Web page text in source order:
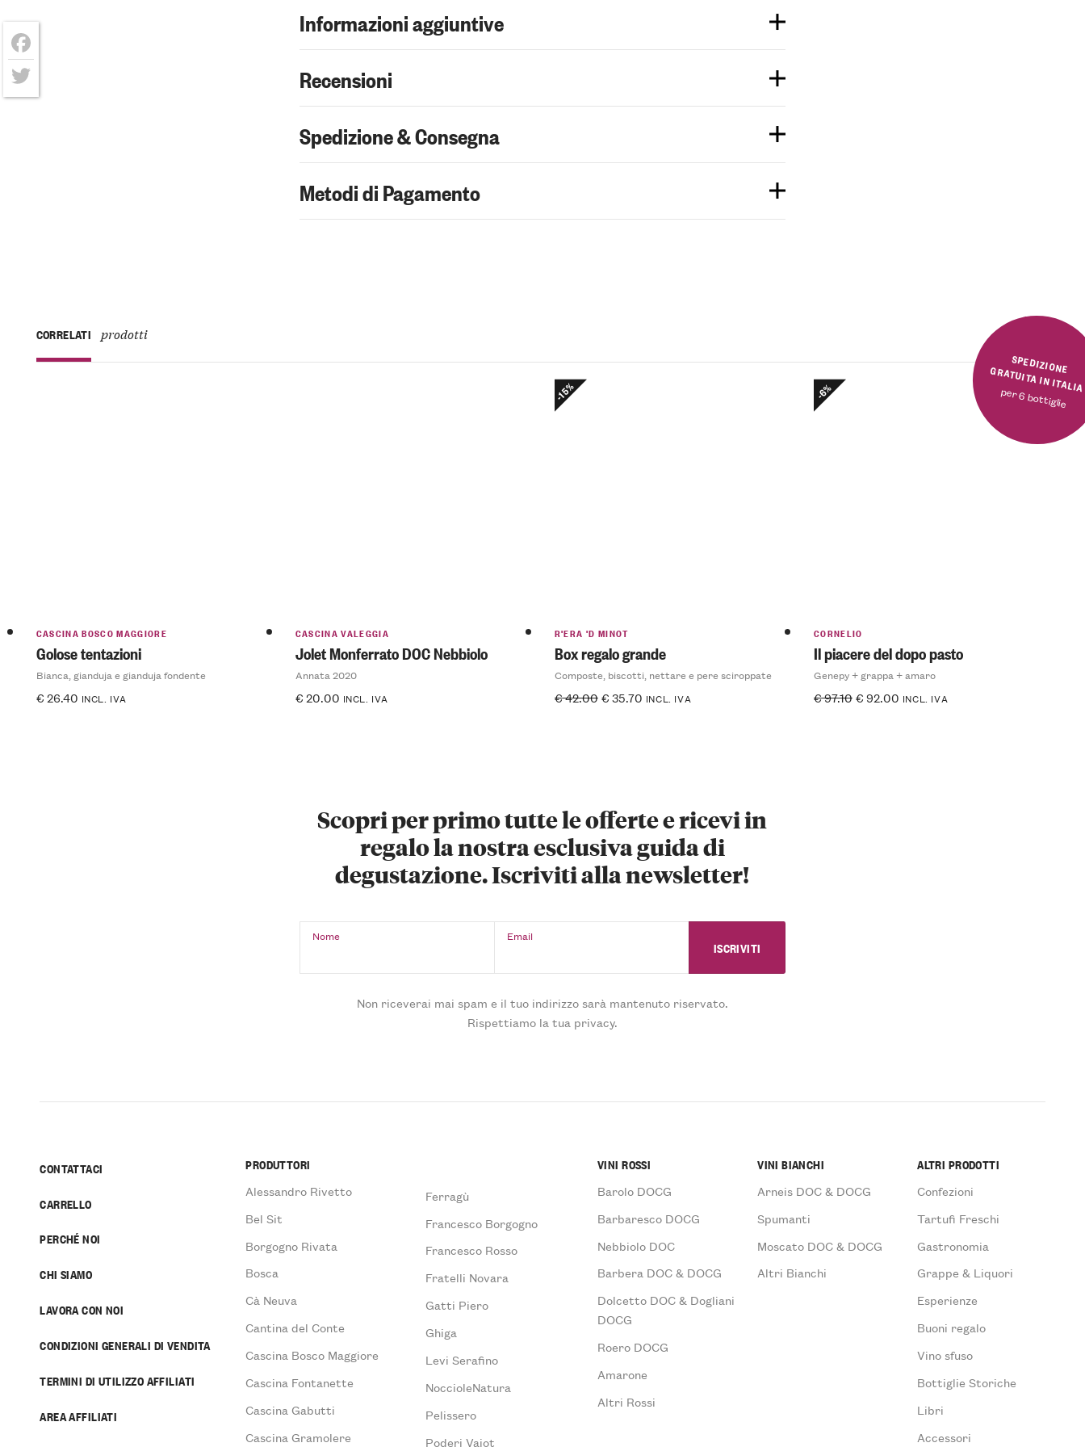
Informazioni aggiuntive
Recensioni
Spedizione & Consegna
Metodi di Pagamento
SPEDIZIONE GRATUITA IN ITALIA
per 6 bottiglie
CORRELATI prodotti
CASCINA BOSCO MAGGIORE
Golose tentazioni
Bianca, gianduja e gianduja fondente
€26.40 INCL. IVA
CASCINA VALEGGIA
Jolet Monferrato DOC Nebbiolo
Annata 2020
€20.00 INCL. IVA
-15%
R'ERA 'D MINOT
Box regalo grande
Composte, biscotti, nettare e pere sciroppate
€42.00 €35.70 INCL. IVA
-6%
CORNELIO
Il piacere del dopo pasto
Genepy + grappa + amaro
€97.10€92.00 INCL. IVA
Scopri per primo tutte le offerte e ricevi in
regalo la nostra esclusiva guida di
degustazione. Iscriviti alla newsletter!
Nome Email
Non riceverai mai spam e il tuo indirizzo sarà mantenuto riservato.
Rispettiamo la tua privacy.
CONTATTACI
CARRELLO
PERCHÉ NOI
CHI SIAMO
LAVORA CON NOI
CONDIZIONI GENERALI DI VENDITA
TERMINI DI UTILIZZO AFFILIATI
AREA AFFILIATI
PRODUTTORI
Alessandro Rivetto
Bel Sit
Borgogno Rivata
Bosca
Cà Neuva
Cantina del Conte
Cascina Bosco Maggiore
Cascina Fontanette
Cascina Gabutti
Cascina Gramolere
Ferragù
Francesco Borgogno
Francesco Rosso
Fratelli Novara
Gatti Piero
Ghiga
Levi Serafino
NoccioleNatura
Pelissero
Poderi Vaiot
VINI ROSSI
Barolo DOCG
Barbaresco DOCG
Nebbiolo DOC
Barbera DOC & DOCG
Dolcetto DOC & Dogliani
DOCG
Roero DOCG
Amarone
Altri Rossi
VINI BIANCHI
Arneis DOC & DOCG
Spumanti
Moscato DOC & DOCG
Altri Bianchi
ALTRI PRODOTTI
Confezioni
Tartufi Freschi
Gastronomia
Grappe & Liquori
Esperienze
Buoni regalo
Vino sfuso
Bottiglie Storiche
Libri
Accessori
Facebook
Twitter